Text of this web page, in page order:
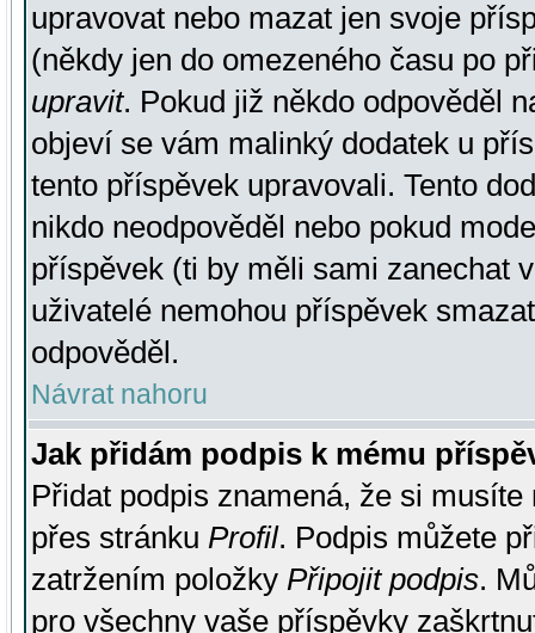
upravovat nebo mazat jen svoje
(někdy jen do omezeného času po
upravit. Pokud již někdo odpověděl
objeví se vám malinký dodatek u
tento příspěvek upravovali. Tento
nikdo neodpověděl nebo pokud
příspěvek (ti by měli sami zanechat
uživatelé nemohou příspěvek
odpověděl.
Návrat nahoru
Jak přidám podpis k mému
Přidat podpis znamená, že si
přes stránku Profil. Podpis můžete
zatržením položky Připojit podpis.
pro všechny vaše příspěvky